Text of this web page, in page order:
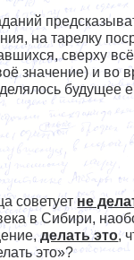
на тарелку
сверху
значение) и во
советуетне
в Сибири,
делать это,
это»?